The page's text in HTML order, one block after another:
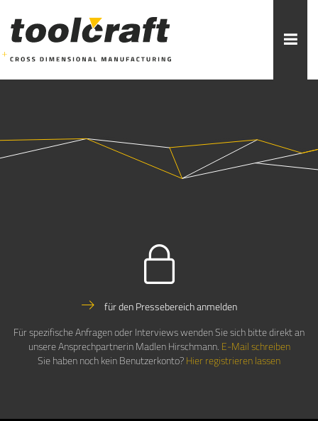
für den Pressebereich anmelden
Für spezifische Anfragen oder Interviews wenden Sie sich bitte direkt an
unsere Ansprechpartnerin Madlen Hirschmann. E-Mail schreiben
Sie haben noch kein Benutzerkonto?Hier registrieren lassen
ADDITIVE FERTIGUNG ROBOTIK ZERSPANUNG
AUSBILDUNG